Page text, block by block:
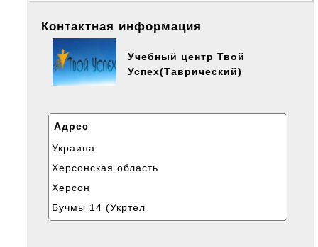
Контактная информация
Учебный центр Твой
Успех(Таврический)
Адрес
Украина
Херсонская область
Херсон
Бучмы 14 (Укртел